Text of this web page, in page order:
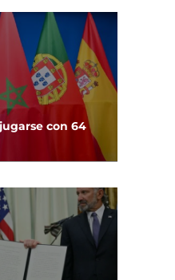
con 64